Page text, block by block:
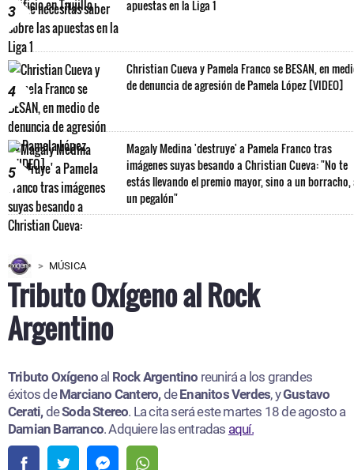
3
apuestas en la Liga 1
4
Christian Cueva y Pamela Franco se BESAN, en
de denuncia de agresión de Pamela López [VIDEO]
5
Magaly Medina 'destruye' a Pamela Franco tras
imágenes suyas besando a Christian Cueva: "No te
estás llevando el premio mayor, sino a un borracho,
un pegalón"
MÚSICA
Tributo Oxígeno al Rock
Argentino
Tributo Oxígeno al Rock Argentino reunirá a los grandes
éxitos deMarciano Cantero,deEnanitos Verdes, yGustavo
Cerati,deSoda Stereo. La cita será este martes 18 de agosto a
Damian Barranco. Adquiere las entradas aquí.